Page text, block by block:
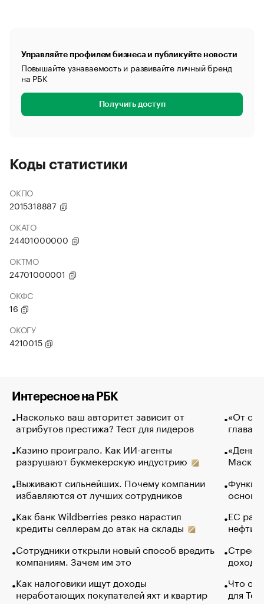
Управляйте профилем бизнеса и публикуйте новости
Повышайте узнаваемость и развивайте личный бренд
на РБК
Получить доступ
Коды статистики
ОКПО
2015318887
ОКАТО
24401000000
ОКТМО
24701000001
ОКФС
16
ОКОГУ
4210015
Интересное на РБК
Насколько ваш авторитет зависит от
атрибутов престижа? Тест для лидеров
Казино проиграло. Как ИИ-агенты
разрушают букмекерскую индустрию
Выживают сильнейших. Почему компании
избавляются от лучших сотрудников
Как банк Wildberries резко нарастил
кредиты селлерам до атак на склады
Сотрудники открыли новый способ вредить
компаниям. Зачем им это
Как налоговики ищут доходы
неработающих покупателей яхт и квартир
«От
глава
Маск в
основ
ЕС
нефти
Что
для